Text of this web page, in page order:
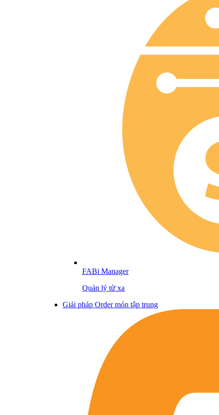
FABi Manager
Quản lý từ xa
Giải pháp Order món tập trung